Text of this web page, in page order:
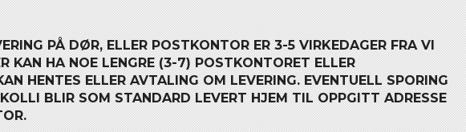
PÅ DØR, ELLER POSTKONTOR ER 3-5 VIRKEDAGER FRA VI
KAN HA NOE LENGRE (3-7) POSTKONTORET ELLER
HENTES ELLER AVTALING OM LEVERING. EVENTUELL SPORING
BLIR SOM STANDARD LEVERT HJEM TIL OPPGITT ADRESSE